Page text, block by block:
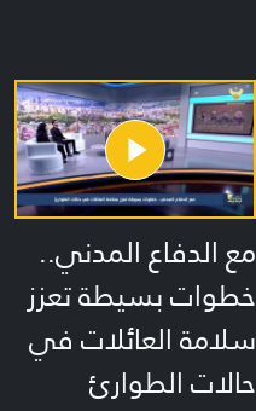
مع الدفاع المدني..
خطوات بسيطة تعزز
سلامة العائلات في
حالات الطوارئ